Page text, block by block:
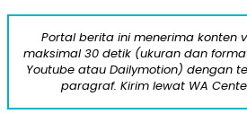
Portal berita ini menerima konten
maksimal 30 detik (ukuran dan
Youtube atau Dailymotion) dengan
paragraf. Kirim lewat WA